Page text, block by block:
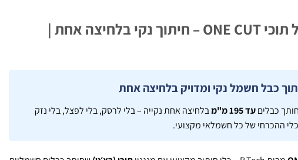
חותך כבל חשמל תוכי ONE CUT – חיתוך נקי בלחיצה אחת |
כבליםעד 195 מ"מ
בלחיצה אחת נקייה – בלי לרסק, בלי לפצל, בלי נזק
ההכרחי של כל חשמלאי מקצועי.